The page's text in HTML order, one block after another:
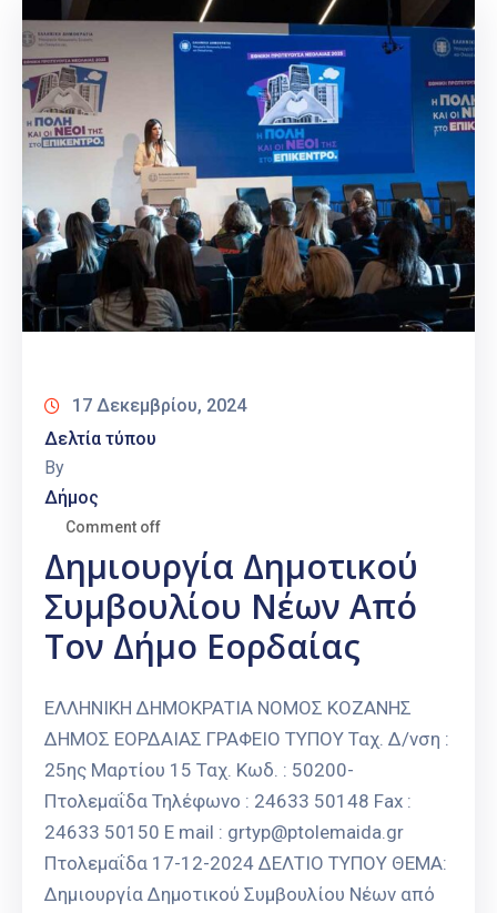
17 Δεκεμβρίου, 2024
Δελτία τύπου
By
Δήμος
Comment off
Δημιουργία Δημοτικού
Συμβουλίου Νέων Από
Τον Δήμο Εορδαίας
ΕΛΛΗΝΙΚΗ ΔΗΜΟΚΡΑΤΙΑ ΝΟΜΟΣ ΚΟΖΑΝΗΣ
ΔΗΜΟΣ ΕΟΡΔΑΙΑΣ ΓΡΑΦΕΙΟ ΤΥΠΟΥ Ταχ. Δ/νση :
25ης Μαρτίου 15 Ταχ. Κωδ. : 50200-
Πτολεμαΐδα Τηλέφωνο : 24633 50148 Fax :
24633 50150 E mail : grtyp@ptolemaida.gr
Πτολεμαΐδα 17-12-2024 ΔΕΛΤΙΟ ΤΥΠΟΥ ΘΕΜΑ:
Δημιουργία Δημοτικού Συμβουλίου Νέων από